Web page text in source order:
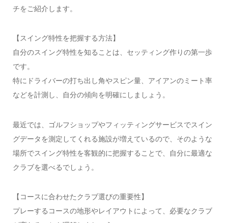
チをご紹介します。
【スイング特性を把握する方法】
自分のスイング特性を知ることは、セッティング作りの第一歩
です。
特にドライバーの打ち出し角やスピン量、アイアンのミート率
などを計測し、自分の傾向を明確にしましょう。
最近では、ゴルフショップやフィッティングサービスでスイン
グデータを測定してくれる施設が増えているので、そのような
場所でスイング特性を客観的に把握することで、自分に最適な
クラブを選べるでしょう。
【コースに合わせたクラブ選びの重要性】
プレーするコースの地形やレイアウトによって、必要なクラブ